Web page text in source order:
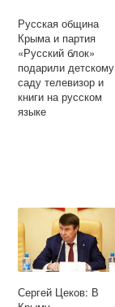
Русская община
Крыма и партия
«Русский блок»
подарили детскому
саду телевизор и
книги на русском
языке
Сергей Цеков: В